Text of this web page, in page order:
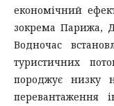
економічний
зокрема Парижа,
Водночас
туристичних
породжує низку
перевантаження